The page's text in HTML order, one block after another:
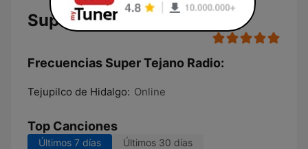
Super Tejano Radio en vivo
Frecuencias Super Tejano Radio:
Tejupilco de Hidalgo: Online
Top Canciones
Últimos 7 días Últimos 30 días